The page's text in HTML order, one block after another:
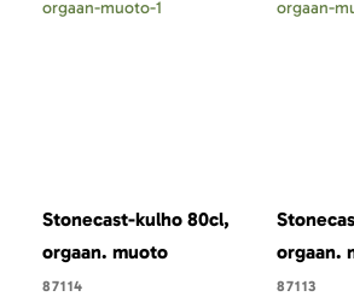
Stonecast-kulho 80cl,
orgaan. muoto
87114
orgaan.
87113